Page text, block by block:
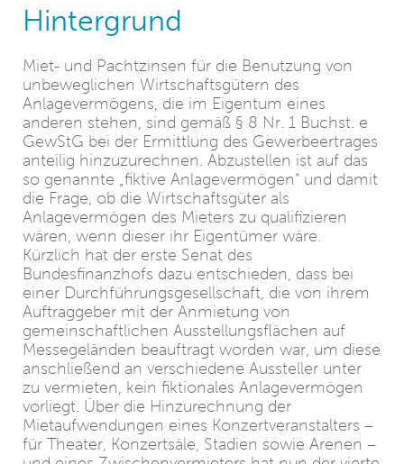
Hintergrund
Miet- und Pachtzinsen für die Benutzung von
unbeweglichen Wirtschaftsgütern des
Anlagevermögens, die im Eigentum eines
anderen stehen, sind gemäß § 8 Nr. 1 Buchst. e
GewStG bei der Ermittlung des Gewerbeertrages
anteilig hinzuzurechnen. Abzustellen ist auf das
so genannte „fiktive Anlagevermögen“ und damit
die Frage, ob die Wirtschaftsgüter als
Anlagevermögen des Mieters zu qualifizieren
wären, wenn dieser ihr Eigentümer wäre.
Kürzlich hat der erste Senat des
Bundesfinanzhofs dazu entschieden, dass bei
einer Durchführungsgesellschaft, die von ihrem
Auftraggeber mit der Anmietung von
gemeinschaftlichen Ausstellungsflächen auf
Messegeländen beauftragt worden war, um diese
anschließend an verschiedene Aussteller unter
zu vermieten, kein fiktionales Anlagevermögen
vorliegt. Über die Hinzurechnung der
Mietaufwendungen eines Konzertveranstalters –
für Theater, Konzertsäle, Stadien sowie Arenen –